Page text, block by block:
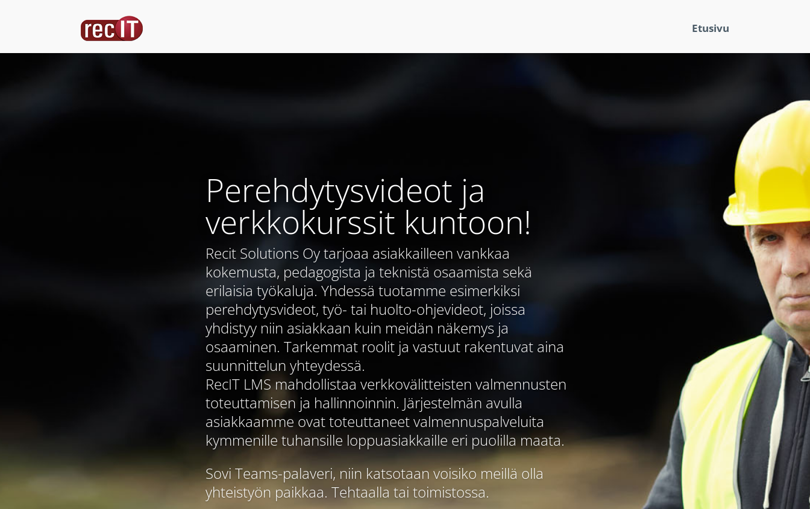
Etusivu
Perehdytysvideot ja
verkkokurssit kuntoon!
Recit Solutions Oy tarjoaa asiakkailleen vankkaa
kokemusta, pedagogista ja teknistä osaamista sekä
erilaisia työkaluja. Yhdessä tuotamme esimerkiksi
perehdytysvideot, työ- tai huolto-ohjevideot, joissa
yhdistyy niin asiakkaan kuin meidän näkemys ja
osaaminen. Tarkemmat roolit ja vastuut rakentuvat aina
suunnittelun yhteydessä.
RecIT LMS mahdollistaa verkkovälitteisten valmennusten
toteuttamisen ja hallinnoinnin. Järjestelmän avulla
asiakkaamme ovat toteuttaneet valmennuspalveluita
kymmenille tuhansille loppuasiakkaille eri puolilla maata.
Sovi Teams-palaveri, niin katsotaan voisiko meillä olla
yhteistyön paikkaa. Tehtaalla tai toimistossa.